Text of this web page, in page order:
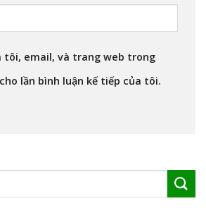
tôi, email, và trang web trong
lần bình luận kế tiếp của tôi.